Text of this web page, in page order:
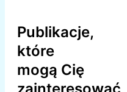
Publikacje,
które
mogą Cię